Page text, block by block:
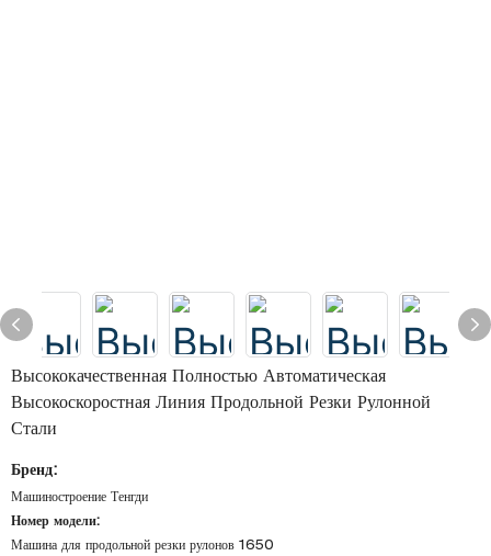
Высококачественная Полностью Автоматическая
Высокоскоростная Линия Продольной Резки Рулонной
Стали
Бренд:
Машиностроение Тенгди
Номер модели:
Машина для продольной резки рулонов 1650